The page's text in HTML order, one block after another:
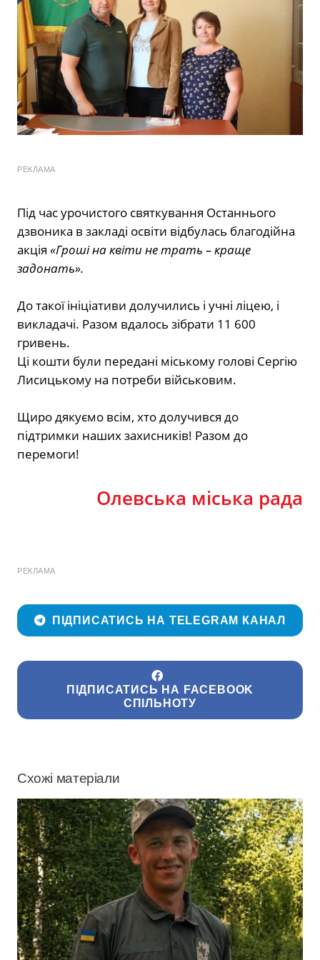
РЕКЛАМА
Під час урочистого святкування Останнього
дзвоника в закладі освіти відбулась благодійна
акція «Гроші на квіти не трать – краще
задонать».
До такої ініціативи долучились і учні ліцею, і
викладачі. Разом вдалось зібрати 11 600
гривень.
Ці кошти були передані міському голові Сергію
Лисицькому на потреби військовим.
Щиро дякуємо всім, хто долучився до
підтримки наших захисників! Разом до
перемоги!
Олевська міська рада
РЕКЛАМА
ПІДПИСАТИСЬ НА TELEGRAM КАНАЛ
ПІДПИСАТИСЬ НА FACEBOOK
СПІЛЬНОТУ
Схожі матеріали